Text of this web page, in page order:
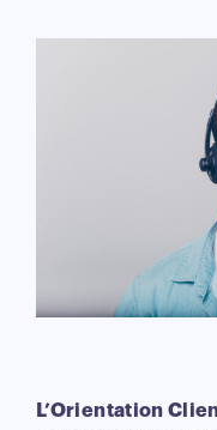
L’Orientation